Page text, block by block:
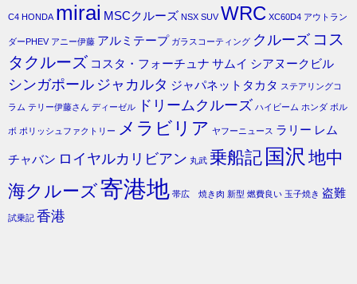
C4 HONDA mirai MSCクルーズ NSX SUV WRC XC60D4 アウトラン
ダーPHEV アニー伊藤 アルミテープ ガラスコーティング クルーズ コス
タクルーズ コスタ・フォーチュナ サムイ シアヌークビル
シンガポール ジャカルタ ジャパネットタカタ ステアリングコ
ラム テリー伊藤さん ディーゼル ドリームクルーズ ハイビーム ホンダ ボル
ボ ポリッシュファクトリー メラビリア ヤフーニュース ラリー レム
チャバン ロイヤルカリビアン 丸武 乗船記 国沢 地中
海クルーズ寄港地 帯広 焼き肉 新型 燃費良い 玉子焼き 盗難
試乗記 香港